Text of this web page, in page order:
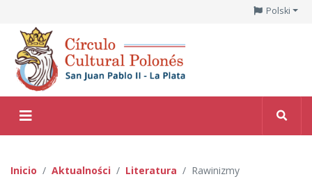
Polski
Inicio Aktualności Literatura Rawinizmy